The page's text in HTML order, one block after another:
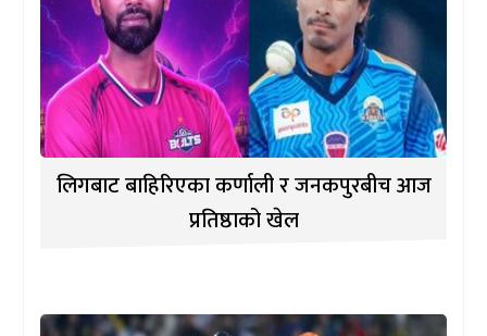
लिगबाट बाहिरिएका कर्णाली र जनकपुरबीच आज
प्रतिष्ठाको खेल